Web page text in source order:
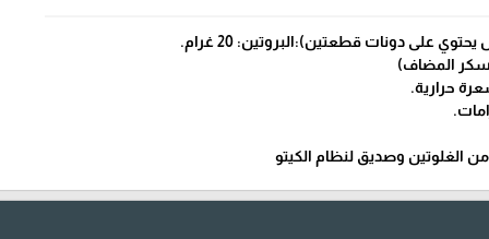
على دونات قطعتين):البروتين: 20 غرام.
الغلوتين وصديق لنظام الكيتو